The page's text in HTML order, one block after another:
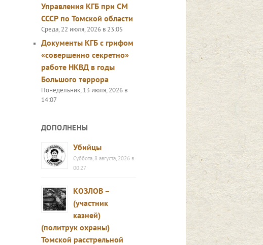
Управления КГБ при СМ
СССР по Томской области
Среда, 22 июля, 2026 в 23:05
Документы КГБ с грифом
«совершенно секретно»
работе НКВД в годы
Большого террора
Понедельник, 13 июля, 2026 в
14:07
ДОПОЛНЕНЫ
Убийцы
Суббота, 8 августа, 2026 в
00:27
КОЗЛОВ –
(участник
казней)
(политрук охраны)
Томской расстрельной